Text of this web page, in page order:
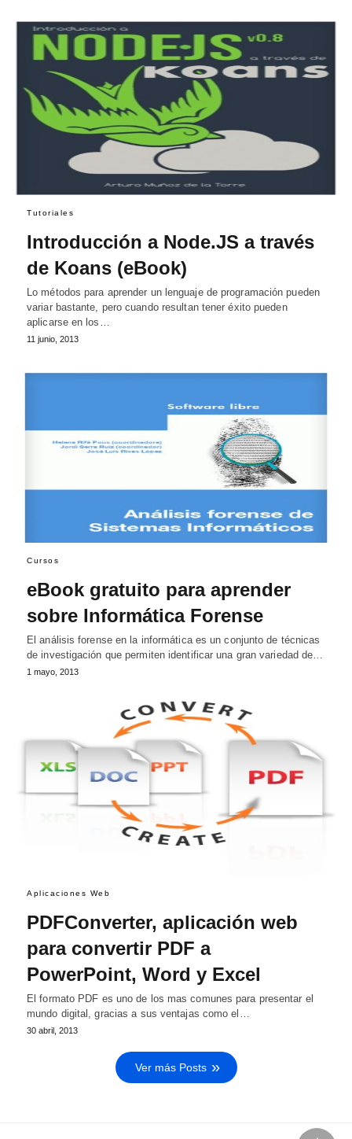
Tutoriales
Introducción a Node.JS a través
de Koans (eBook)
Lo métodos para aprender un lenguaje de programación pueden
variar bastante, pero cuando resultan tener éxito pueden
aplicarse en los…
11 junio, 2013
Cursos
eBook gratuito para aprender
sobre Informática Forense
El análisis forense en la informática es un conjunto de técnicas
de investigación que permiten identificar una gran variedad de…
1 mayo, 2013
Aplicaciones Web
PDFConverter, aplicación web
para convertir PDF a
PowerPoint, Word y Excel
El formato PDF es uno de los mas comunes para presentar el
mundo digital, gracias a sus ventajas como el…
30 abril, 2013
Ver más Posts